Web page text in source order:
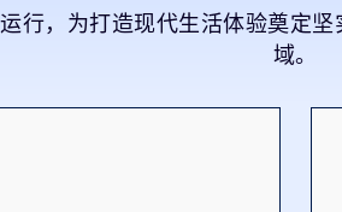
行，为打造现代生活体验奠定
域。